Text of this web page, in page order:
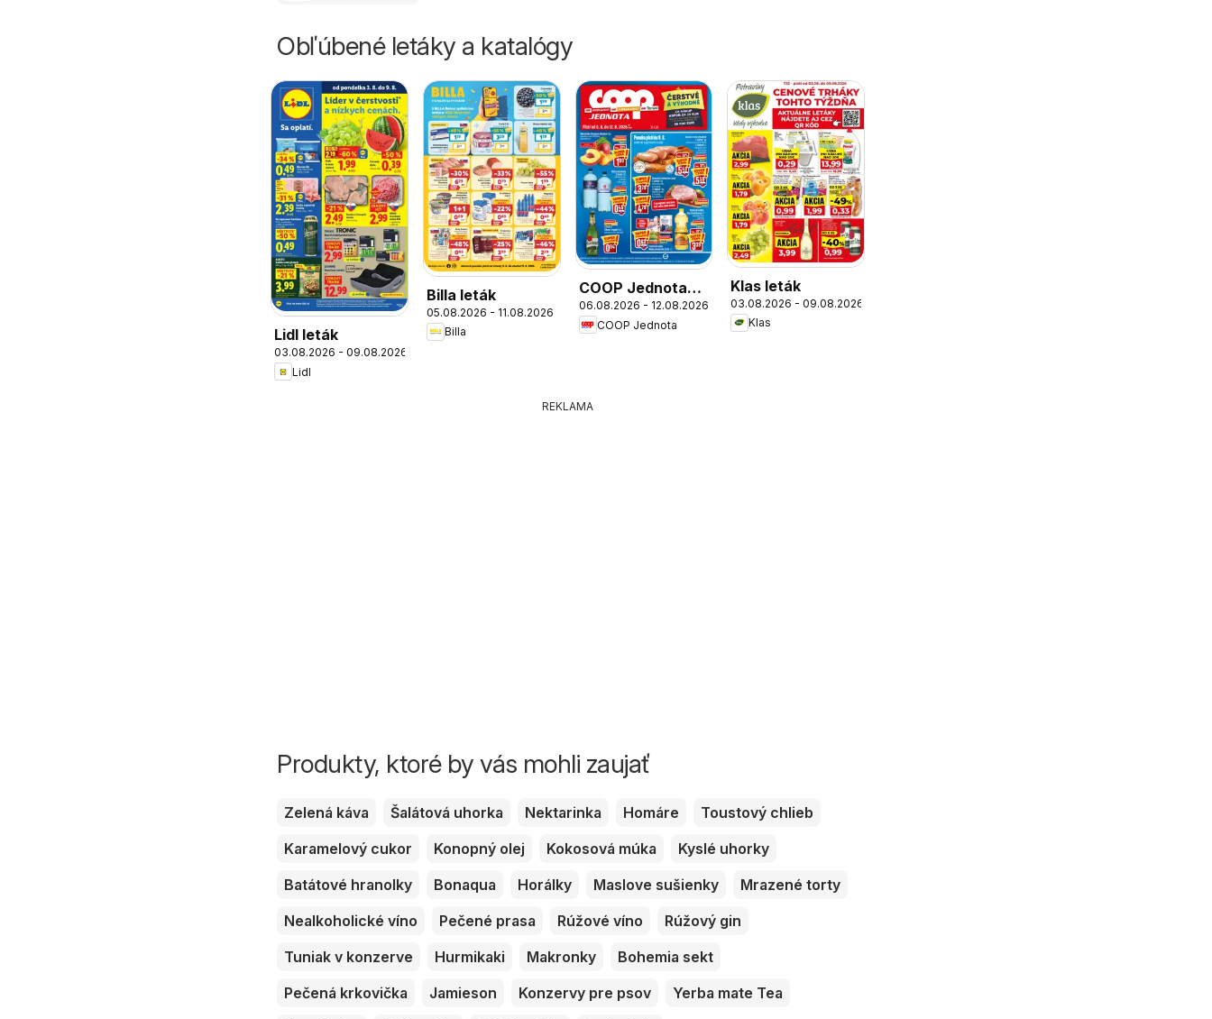
Obľúbené letáky a katalógy
Lidl leták
03.08.2026 - 09.08.2026
Lidl
Billa leták
05.08.2026 - 11.08.2026
Billa
COOP Jednota
leták
06.08.2026 - 12.08.2026
COOP Jednota
Klas leták
03.08.2026 - 09.08.2026
Klas
REKLAMA
Produkty, ktoré by vás mohli zaujať
Zelená káva Šalátová uhorka Nektarinka Homáre
Toustový chlieb
Karamelový cukor
Konopný olej Kokosová múka
Kyslé uhorky
Batátové hranolky
Bonaqua Horálky Maslove sušienky
Mrazené torty
Nealkoholické víno
Pečené prasa Rúžové víno
Rúžový gin
Tuniak v konzerve
Hurmikaki Makronky
Bohemia sekt
Pečená krkovička
Jamieson Konzervy pre psov
Yerba mate Tea